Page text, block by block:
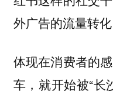
外广告的流量转化
体现在消费者的
车，就开始被“长